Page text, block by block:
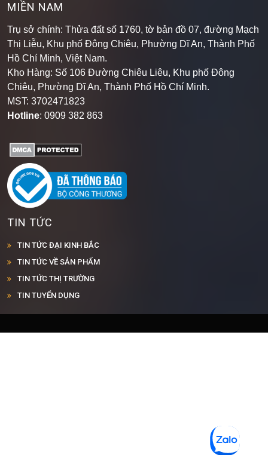
MIỀN NAM
Trụ sở chính: Thửa đất số 1760, tờ bản đồ 07, đường Mạch
Thị Liễu, Khu phố Đông Chiêu, Phường Dĩ An, Thành Phố
Hồ Chí Minh, Việt Nam.
Kho Hàng: Số 106 Đường Chiêu Liêu, Khu phố Đông
Chiêu, Phường Dĩ An, Thành Phố Hồ Chí Minh.
MST: 3702471823
Hotline: 0909 382 863
TIN TỨC
TIN TỨC ĐẠI KINH BẮC
TIN TỨC VỀ SẢN PHẨM
TIN TỨC THỊ TRƯỜNG
TIN TUYỂN DỤNG